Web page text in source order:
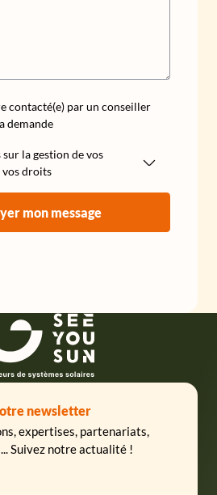
contacté(e) par un conseiller
demande
la gestion de vos
vos droits
mon message
newsletter
expertises, partenariats,
Suivez notre actualité !